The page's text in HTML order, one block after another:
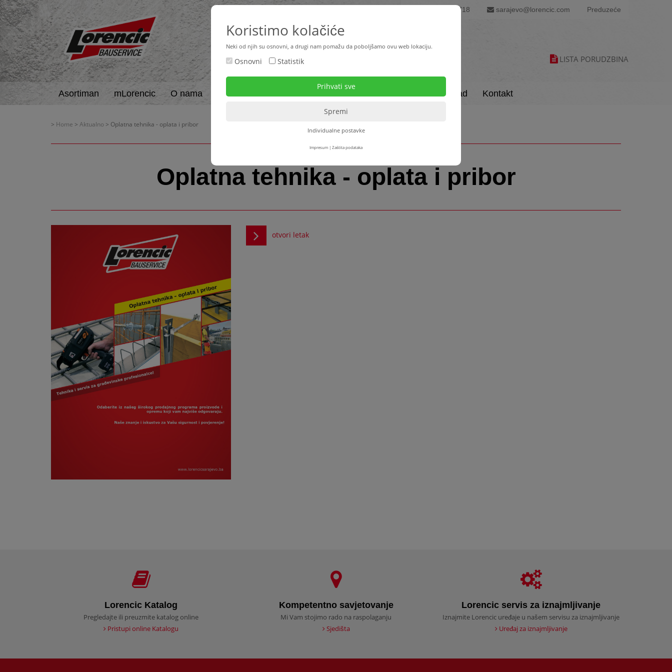
+387 33 460 718 sarajevo@lorencic.com Preduzeće
LISTA PORUDZBINA
Asortiman mLorencic O nama Aktualno Download Kontakt
> Home > Aktualno > Oplatna tehnika - oplata i pribor
Oplatna tehnika - oplata i pribor
otvori letak
Lorencic Katalog
Pregledajte ili preuzmite katalog online
Pristupi online Katalogu
Kompetentno savjetovanje
Mi Vam stojimo rado na raspolaganju
Sjedišta
Lorencic servis za iznajmljivanje
Iznajmite Lorencic uređaje u našem servisu za iznajmljivanje
Uređaj za iznajmljivanje
Koristimo kolačiće
Neki od njih su osnovni, a drugi nam pomažu da poboljšamo ovu web lokaciju.
Osnovni Statistik
Individualne postavke
Impresum | Zaštita podataka